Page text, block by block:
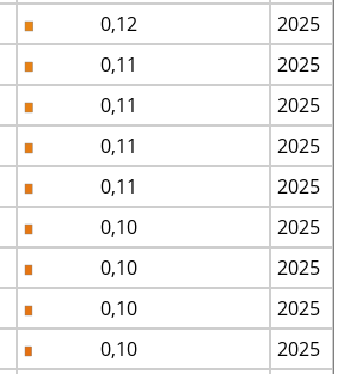
0,12
2025
0,11
2025
0,11
2025
0,11
2025
0,11
2025
0,10
2025
0,10
2025
0,10
2025
0,10
2025